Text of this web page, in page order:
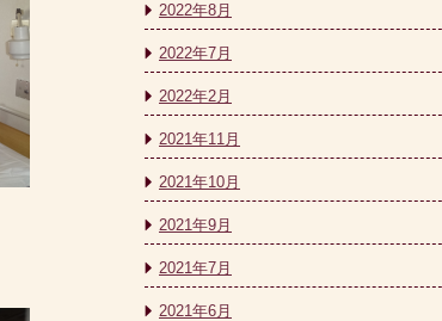
2022年8月
2022年7月
2022年2月
2021年11月
2021年10月
2021年9月
2021年7月
2021年6月